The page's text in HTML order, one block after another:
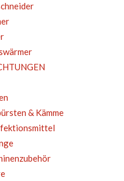
& Kämme